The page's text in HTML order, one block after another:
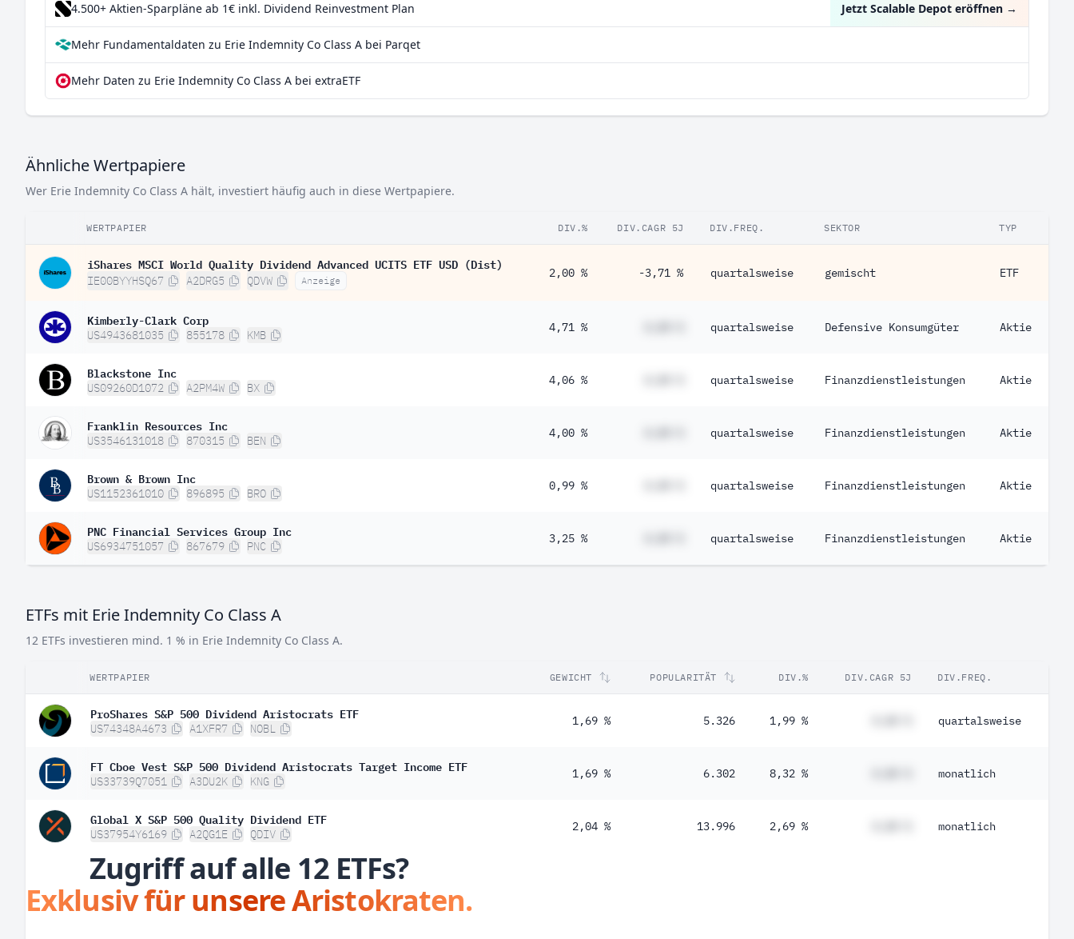
4.500+ Aktien-Sparpläne ab 1€ inkl. Dividend Reinvestment Plan Jetzt Scalable Depot eröffnen →
Mehr Fundamentaldaten zu Erie Indemnity Co Class A bei Parqet
Mehr Daten zu Erie Indemnity Co Class A bei extraETF
Ähnliche Wertpapiere
Wer Erie Indemnity Co Class A hält, investiert häufig auch in diese Wertpapiere.
WERTPAPIER DIV.% DIV.CAGR 5J DIV.FREQ. SEKTOR TYP
iShares MSCI World Quality Dividend Advanced UCITS ETF USD (Dist)
IE00BYYHSQ67 A2DRG5 QDVW Anzeige
2,00 % -3,71 % quartalsweise gemischt ETF
Kimberly-Clark Corp
US4943681035 855178 KMB
4,71 % quartalsweise Defensive Konsumgüter Aktie
Blackstone Inc
US09260D1072 A2PM4W BX
4,06 % quartalsweise Finanzdienstleistungen Aktie
Franklin Resources Inc
US3546131018 870315 BEN
4,00 % quartalsweise Finanzdienstleistungen Aktie
Brown & Brown Inc
US1152361010 896895 BRO
0,99 % quartalsweise Finanzdienstleistungen Aktie
PNC Financial Services Group Inc
US6934751057 867679 PNC
3,25 % quartalsweise Finanzdienstleistungen Aktie
ETFs mit Erie Indemnity Co Class A
12 ETFs investieren mind. 1 % in Erie Indemnity Co Class A.
WERTPAPIER GEWICHT POPULARITÄT DIV.% DIV.CAGR 5J DIV.FREQ.
ProShares S&P 500 Dividend Aristocrats ETF
US74348A4673 A1XFR7 NOBL
1,69 % 5.326 1,99 % quartalsweise
FT Cboe Vest S&P 500 Dividend Aristocrats Target Income ETF
US33739Q7051 A3DU2K KNG
1,69 % 6.302 8,32 % monatlich
Global X S&P 500 Quality Dividend ETF
US37954Y6169 A2QG1E QDIV
2,04 % 13.996 2,69 % monatlich
Zugriff auf alle 12 ETFs?
Exklusiv für unsere Aristokraten.